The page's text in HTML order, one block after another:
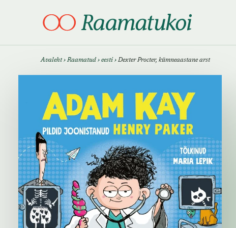
Avaleht› Raamatud › eesti › Dexter Procter, kümneaastane arst
Otsi täpsemalt
Otsi täpsemalt